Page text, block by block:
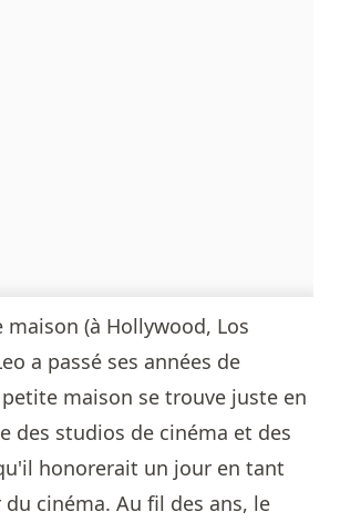
(à Hollywood, Los
a passé ses années de
maison se trouve juste en
des studios de cinéma et des
honorerait un jour en tant
cinéma. Au fil des ans, le